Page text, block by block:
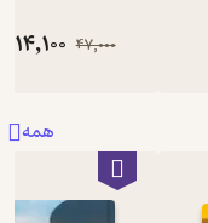
47,000
14,100
همه